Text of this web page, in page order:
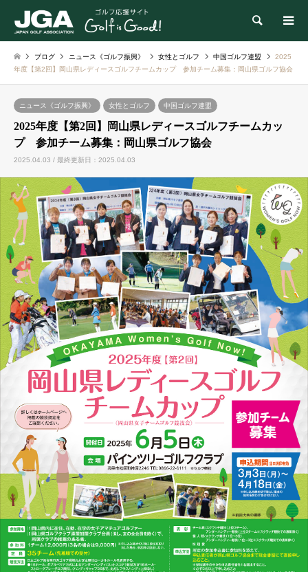
検索
ブログ ニュース《ゴルフ振興》 女性とゴルフ 中国ゴルフ連盟
2025
年度【第2回】岡山県レディースゴルフチームカップ 参加チーム募集：岡山県ゴルフ協会
ニュース《ゴルフ振興》 女性とゴルフ 中国ゴルフ連盟
2025年度【第2回】岡山県レディースゴルフチームカッ
プ 参加チーム募集：岡山県ゴルフ協会
2025.04.03 / 最終更新日：2025.04.03